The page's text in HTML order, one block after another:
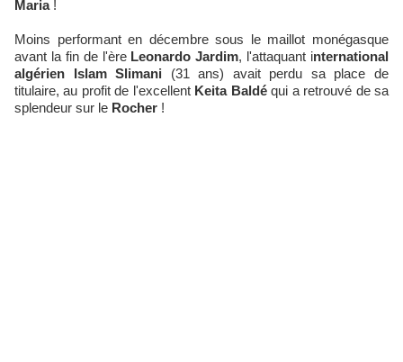
Maria!
Moins performant en décembre sous le maillot monégasque
avant la fin de l'ère Leonardo Jardim, l'attaquant international
algérien Islam Slimani (31 ans) avait perdu sa place de
titulaire, au profit de l'excellent Keita Baldéqui a retrouvé de sa
splendeur sur le Rocher !